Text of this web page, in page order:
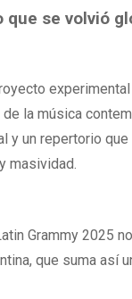
se volvió
la música
y un repertorio
masividad.
Grammy 2025
que suma así